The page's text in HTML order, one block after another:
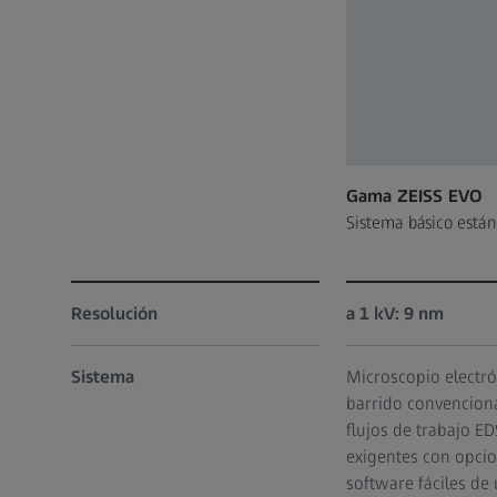
Gama ZEISS EVO
Sistema básico
Resolución a 1 kV: 9 nm
Sistema
Microscopio
barrido
flujos de trabajo
exigentes con
software fáciles de